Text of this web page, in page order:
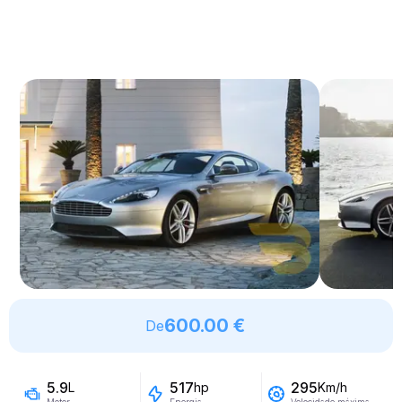
De600.00 €
5.9L 517hp 295Km/h